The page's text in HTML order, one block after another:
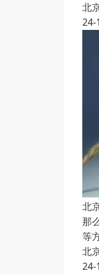
北
24-
北
那
等
北
24-